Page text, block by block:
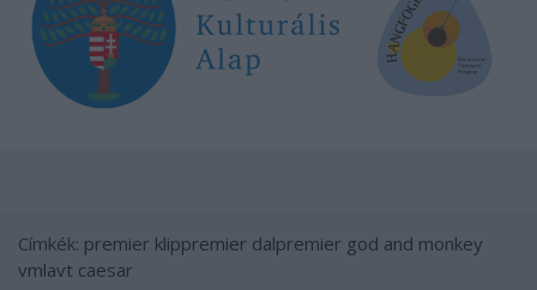
Címkék: premier klippremier dalpremier god and monkey
vmlavt caesar